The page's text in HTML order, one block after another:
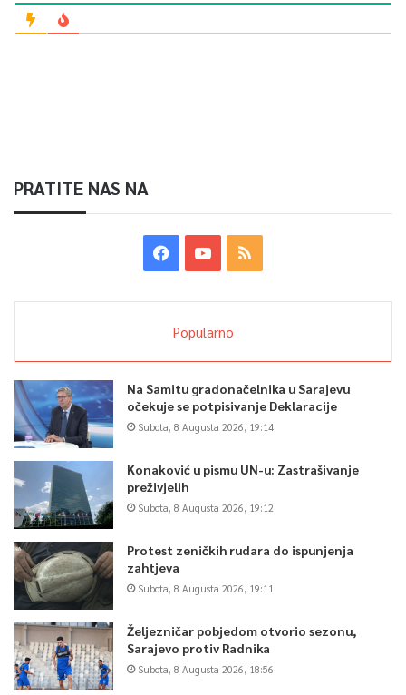
PRATITE NAS NA
Popularno
Na Samitu gradonačelnika u Sarajevu
očekuje se potpisivanje Deklaracije
Subota, 8 Augusta 2026, 19:14
Konaković u pismu UN-u: Zastrašivanje
preživjelih
Subota, 8 Augusta 2026, 19:12
Protest zeničkih rudara do ispunjenja
zahtjeva
Subota, 8 Augusta 2026, 19:11
Željezničar pobjedom otvorio sezonu,
Sarajevo protiv Radnika
Subota, 8 Augusta 2026, 18:56